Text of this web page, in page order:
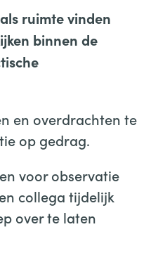
ruimte vinden
binnen de
en overdrachten te
op gedrag.
voor observatie
collega tijdelijk
over te laten